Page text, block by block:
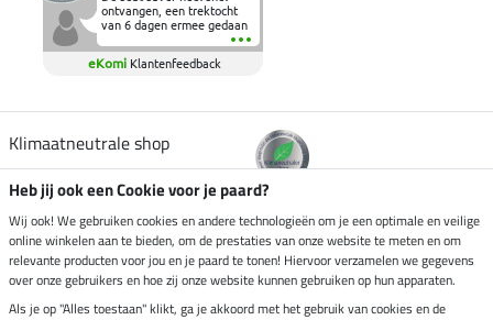
ontvangen, een trektocht
van 6 dagen ermee gedaan
en deze heeft de beproeving
fantastisch doorstaan.
Heerlijk zacht om op te
elkaar in het zadel.
eKomi Klantenfeedback
Klimaatneutrale shop
Verzending per
Veilig betalen met
Heb jij ook een Cookie voor je paard?
Wij ook! We gebruiken cookies en andere technologieën om je een optimale en veilige
online winkelen aan te bieden, om de prestaties van onze website te meten en om
relevante producten voor jou en je paard te tonen! Hiervoor verzamelen we gegevens
over onze gebruikers en hoe zij onze website kunnen gebruiken op hun apparaten.
Als je op "Alles toestaan" klikt, ga je akkoord met het gebruik van cookies en de